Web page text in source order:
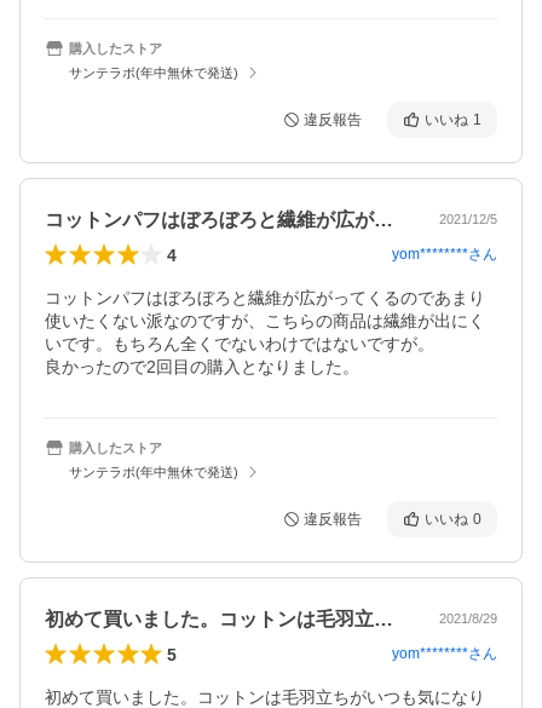
購入したストア
サンテラボ(年中無休で発送)
違反報告 いいね 1
コットンパフはぼろぼろと繊維が広がって… 2021/12/5
4 yom********さん
コットンパフはぼろぼろと繊維が広がってくるのであまり
使いたくない派なのですが、こちらの商品は繊維が出にく
いです。もちろん全くでないわけではないですが。
良かったので2回目の購入となりました。
購入したストア
サンテラボ(年中無休で発送)
違反報告 いいね 0
初めて買いました。コットンは毛羽立ちが… 2021/8/29
5 yom********さん
初めて買いました。コットンは毛羽立ちがいつも気になり